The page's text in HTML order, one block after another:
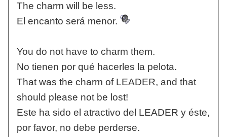
The charm will be less.
El encanto será menor.
You do not have to charm them.
No tienen por qué hacerles la pelota.
That was the charm of LEADER, and that
should please not be lost!
Este ha sido el atractivo del LEADER y éste,
por favor, no debe perderse.